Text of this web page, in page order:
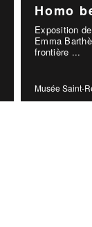
Homo
Exposition
Emma
frontière ...
Musée Saint-